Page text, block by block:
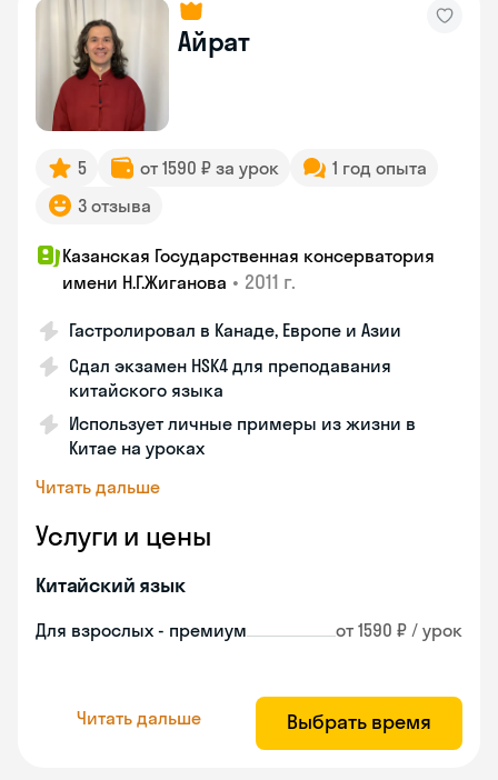
Айрат
5 от 1590 ₽ за урок
1 год опыта
3 отзыва
Казанская Государственная консерватория
имени Н.Г.Жиганова • 2011 г.
Гастролировал в Канаде, Европе и Азии
Сдал экзамен HSK4 для преподавания
китайского языка
Использует личные примеры из жизни в
Китае на уроках
Читать дальше
Услуги и цены
Китайский язык
Для взрослых - премиум от 1590 ₽ / урок
Читать дальше Выбрать время